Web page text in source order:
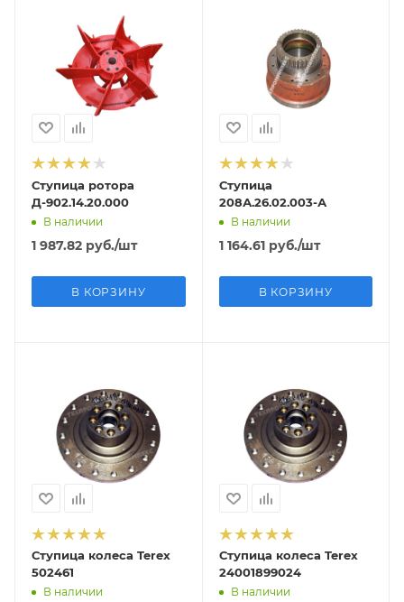
Ступица ротора
Д-902.14.20.000
В наличии
1 987.82 руб./шт
В КОРЗИНУ
Ступица
208А.26.02.003-А
В наличии
1 164.61руб./шт
В КОРЗИНУ
Ступица колеса Terex
502461
В наличии
Ступица колеса Terex
24001899024
В наличии